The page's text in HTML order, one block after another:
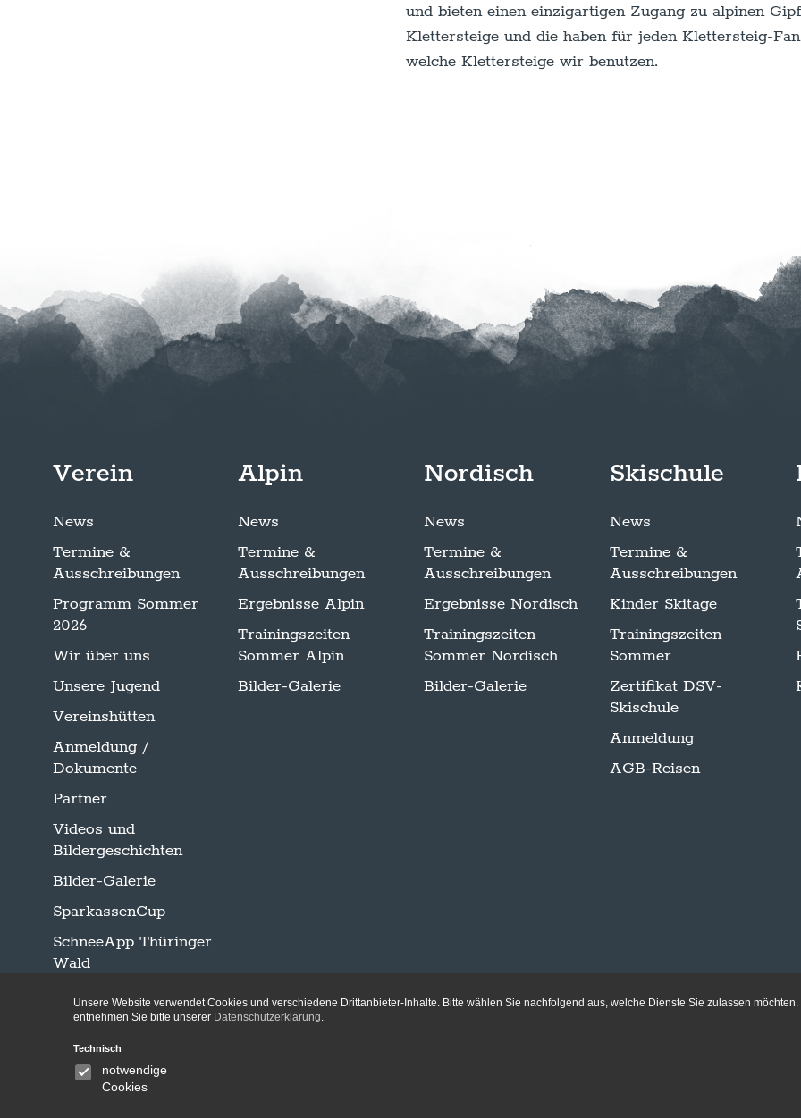
und bieten einen einzigartigen Zugang zu alpinen
Klettersteige und die haben für jeden Klettersteig-
welche Klettersteige wir benutzen.
Verein
News
Termine &
Ausschreibungen
Programm Sommer
2026
Wir über uns
Unsere Jugend
Vereinshütten
Anmeldung /
Dokumente
Partner
Videos und
Bildergeschichten
Bilder-Galerie
SparkassenCup
SchneeApp Thüringer
Wald
Alpin
News
Termine &
Ausschreibungen
Ergebnisse Alpin
Trainingszeiten
Sommer Alpin
Bilder-Galerie
Nordisch
News
Termine &
Ausschreibungen
Ergebnisse Nordisch
Trainingszeiten
Sommer Nordisch
Bilder-Galerie
Skischule
News
Termine &
Ausschreibungen
Kinder Skitage
Trainingszeiten
Sommer
Zertifikat DSV-
Skischule
Anmeldung
AGB-Reisen
Unsere Website verwendet Cookies und verschiedene Drittanbieter-Inhalte. Bitte wählen Sie nachfolgend aus, welche Dienste Sie zulassen
entnehmen Sie bitte unserer Datenschutzerklärung.
Technisch
notwendige
Cookies